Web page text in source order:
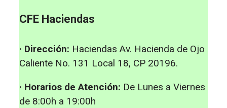
CFE Haciendas
· Dirección: Haciendas Av. Hacienda de Ojo
Caliente No. 131 Local 18, CP 20196.
· Horarios de Atención: De Lunes a Viernes
de 8:00h a 19:00h